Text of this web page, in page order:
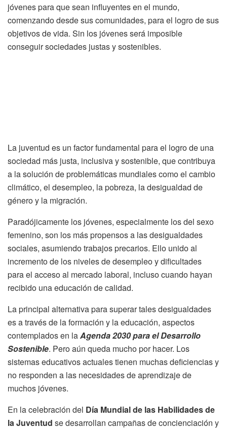
jóvenes para que sean influyentes en el mundo,
comenzando desde sus comunidades, para el logro de sus
objetivos de vida. Sin los jóvenes será imposible
conseguir sociedades justas y sostenibles.
La juventud es un factor fundamental para el logro de una
sociedad más justa, inclusiva y sostenible, que contribuya
a la solución de problemáticas mundiales como el cambio
climático, el desempleo, la pobreza, la desigualdad de
género y la migración.
Paradójicamente los jóvenes, especialmente los del sexo
femenino, son los más propensos a las desigualdades
sociales, asumiendo trabajos precarios. Ello unido al
incremento de los niveles de desempleo y dificultades
para el acceso al mercado laboral, incluso cuando hayan
recibido una educación de calidad.
La principal alternativa para superar tales desigualdades
es a través de la formación y la educación, aspectos
contemplados en laAgenda 2030 para el Desarrollo
Sostenible. Pero aún queda mucho por hacer. Los
sistemas educativos actuales tienen muchas deficiencias y
no responden a las necesidades de aprendizaje de
muchos jóvenes.
En la celebración del Día Mundial de las Habilidades de
la Juventud se desarrollan campañas de concienciación y